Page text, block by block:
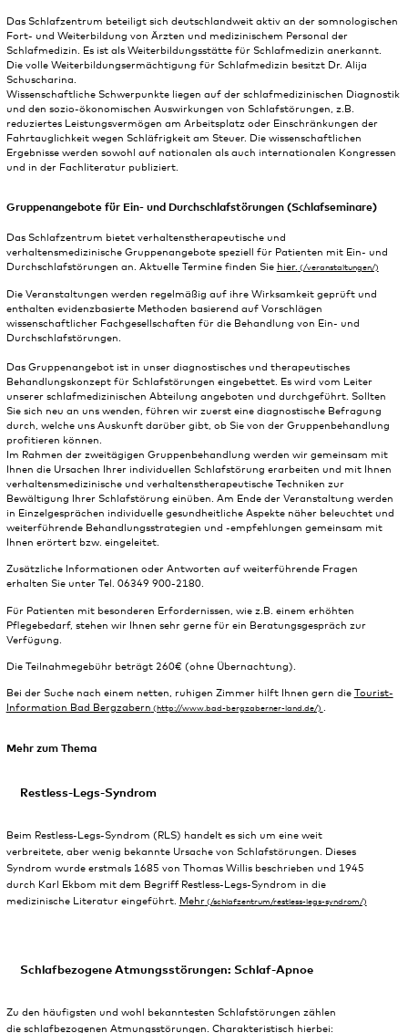
Das Schlafzentrum beteiligt sich deutschlandweit aktiv an der somnologischen
Fort- und Weiterbildung von Ärzten und medizinischem Personal der
Schlafmedizin. Es ist als Weiterbildungsstätte für Schlafmedizin anerkannt.
Die volle Weiterbildungsermächtigung für Schlafmedizin besitzt Dr. Alija
Schuscharina.
Wissenschaftliche Schwerpunkte liegen auf der schlafmedizinischen Diagnostik
und den sozio-ökonomischen Auswirkungen von Schlafstörungen, z.B.
reduziertes Leistungsvermögen am Arbeitsplatz oder Einschränkungen der
Fahrtauglichkeit wegen Schläfrigkeit am Steuer. Die wissenschaftlichen
Ergebnisse werden sowohl auf nationalen als auch internationalen Kongressen
und in der Fachliteratur publiziert.
Gruppenangebote für Ein- und Durchschlafstörungen (Schlafseminare)
Das Schlafzentrum bietet verhaltenstherapeutische und
verhaltensmedizinische Gruppenangebote speziell für Patienten mit Ein- und
Durchschlafstörungen an. Aktuelle Termine finden Sie hier.
Die Veranstaltungen werden regelmäßig auf ihre Wirksamkeit geprüft und
enthalten evidenzbasierte Methoden basierend auf Vorschlägen
wissenschaftlicher Fachgesellschaften für die Behandlung von Ein- und
Durchschlafstörungen.
Das Gruppenangebot ist in unser diagnostisches und therapeutisches
Behandlungskonzept für Schlafstörungen eingebettet. Es wird vom Leiter
unserer schlafmedizinischen Abteilung angeboten und durchgeführt. Sollten
Sie sich neu an uns wenden, führen wir zuerst eine diagnostische Befragung
durch, welche uns Auskunft darüber gibt, ob Sie von der Gruppenbehandlung
profitieren können.
Im Rahmen der zweitägigen Gruppenbehandlung werden wir gemeinsam mit
Ihnen die Ursachen Ihrer individuellen Schlafstörung erarbeiten und mit Ihnen
verhaltensmedizinische und verhaltenstherapeutische Techniken zur
Bewältigung Ihrer Schlafstörung einüben. Am Ende der Veranstaltung werden
in Einzelgesprächen individuelle gesundheitliche Aspekte näher beleuchtet und
weiterführende Behandlungsstrategien und -empfehlungen gemeinsam mit
Ihnen erörtert bzw. eingeleitet.
Zusätzliche Informationen oder Antworten auf weiterführende Fragen
erhalten Sie unter Tel. 06349 900-2180.
Für Patienten mit besonderen Erfordernissen, wie z.B. einem erhöhten
Pflegebedarf, stehen wir Ihnen sehr gerne für ein Beratungsgespräch zur
Verfügung.
Die Teilnahmegebühr beträgt 260€ (ohne Übernachtung).
Bei der Suche nach einem netten, ruhigen Zimmer hilft Ihnen gern die
Tourist-
Information Bad Bergzabern
.
Mehr zum Thema
Restless-Legs-Syndrom
Beim Restless-Legs-Syndrom (RLS) handelt es sich um eine weit
verbreitete, aber wenig bekannte Ursache von Schlafstörungen. Dieses
Syndrom wurde erstmals 1685 von Thomas Willis beschrieben und 1945
durch Karl Ekbom mit dem Begriff Restless-Legs-Syndrom in die
medizinische Literatur eingeführt.
Mehr
Schlafbezogene Atmungsstörungen: Schlaf-Apnoe
Zu den häufigsten und wohl bekanntesten Schlafstörungen zählen
die schlafbezogenen Atmungsstörungen. Charakteristisch hierbei: